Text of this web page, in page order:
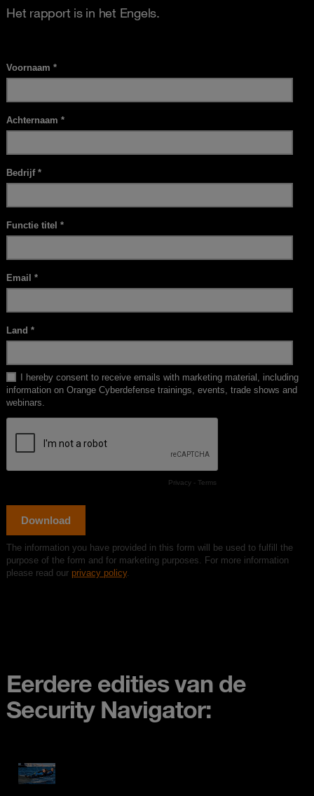
Het rapport is in het Engels.
Eerdere edities van de
Security Navigator: